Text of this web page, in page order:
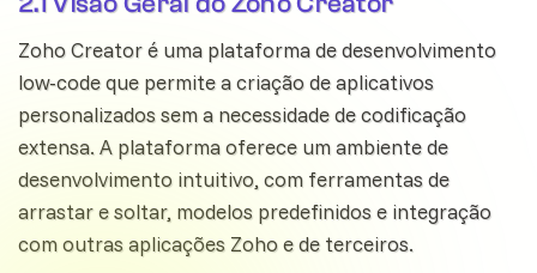
Zoho Creator é uma plataforma de desenvolvimento
low-code que permite a criação de aplicativos
personalizados sem a necessidade de codificação
extensa. A plataforma oferece um ambiente de
desenvolvimento intuitivo, com ferramentas de
arrastar e soltar, modelos predefinidos e integração
com outras aplicações Zoho e de terceiros.